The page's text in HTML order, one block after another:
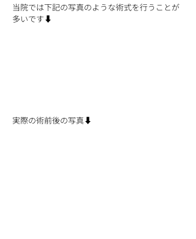
当院では下記の写真のような術式を行うことが
多いです⬇︎
実際の術前後の写真⬇︎